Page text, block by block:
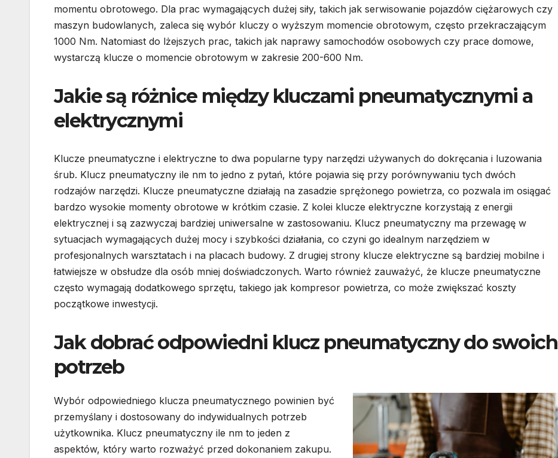
momentu obrotowego. Dla prac wymagających dużej siły, takich jak serwisowanie pojazdów ciężarowych czy
maszyn budowlanych, zaleca się wybór kluczy o wyższym momencie obrotowym, często przekraczającym
1000 Nm. Natomiast do lżejszych prac, takich jak naprawy samochodów osobowych czy prace domowe,
wystarczą klucze o momencie obrotowym w zakresie 200-600 Nm.
Jakie są różnice między kluczami pneumatycznymi a
elektrycznymi
Klucze pneumatyczne i elektryczne to dwa popularne typy narzędzi używanych do dokręcania i luzowania
śrub. Klucz pneumatyczny ile nm to jedno z pytań, które pojawia się przy porównywaniu tych dwóch
rodzajów narzędzi. Klucze pneumatyczne działają na zasadzie sprężonego powietrza, co pozwala im osiągać
bardzo wysokie momenty obrotowe w krótkim czasie. Z kolei klucze elektryczne korzystają z energii
elektrycznej i są zazwyczaj bardziej uniwersalne w zastosowaniu. Klucz pneumatyczny ma przewagę w
sytuacjach wymagających dużej mocy i szybkości działania, co czyni go idealnym narzędziem w
profesjonalnych warsztatach i na placach budowy. Z drugiej strony klucze elektryczne są bardziej mobilne i
łatwiejsze w obsłudze dla osób mniej doświadczonych. Warto również zauważyć, że klucze pneumatyczne
często wymagają dodatkowego sprzętu, takiego jak kompresor powietrza, co może zwiększać koszty
początkowe inwestycji.
Jak dobrać odpowiedni klucz pneumatyczny do swoich
potrzeb
Wybór odpowiedniego klucza pneumatycznego powinien być
przemyślany i dostosowany do indywidualnych potrzeb
użytkownika. Klucz pneumatyczny ile nm to jeden z
aspektów, który warto rozważyć przed dokonaniem zakupu.